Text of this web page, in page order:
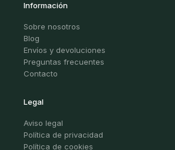
Información
Sobre nosotros
Blog
Envíos y devoluciones
Preguntas frecuentes
Contacto
Legal
Aviso legal
Política de privacidad
Política de cookies